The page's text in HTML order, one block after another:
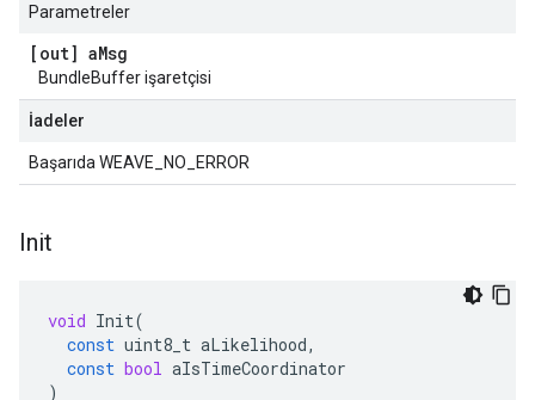
Parametreler
[out] aMsg
BundleBuffer işaretçisi
İadeler
Başarıda WEAVE_NO_ERROR
Init
void Init(
const uint8_t aLikelihood,
const bool aIsTimeCoordinator
)